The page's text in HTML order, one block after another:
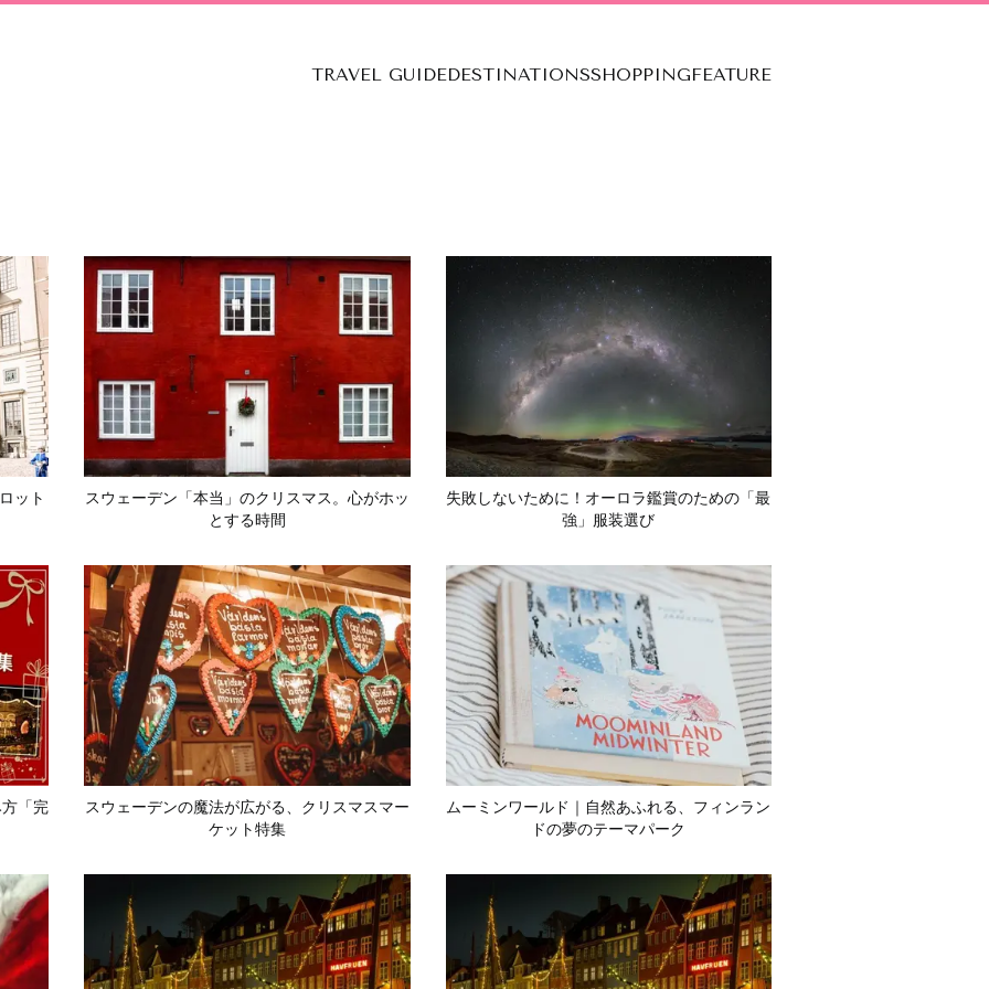
TRAVEL GUIDEDESTINATIONSSHOPPINGFEATURE
ット
スウェーデン「本当」のクリスマス。心がホッ
とする時間
失敗しないために！オーロラ鑑賞のための「最
強」服装選び
「完
スウェーデンの魔法が広がる、クリスマスマー
ケット特集
ムーミンワールド｜自然あふれる、フィンラン
ドの夢のテーマパーク